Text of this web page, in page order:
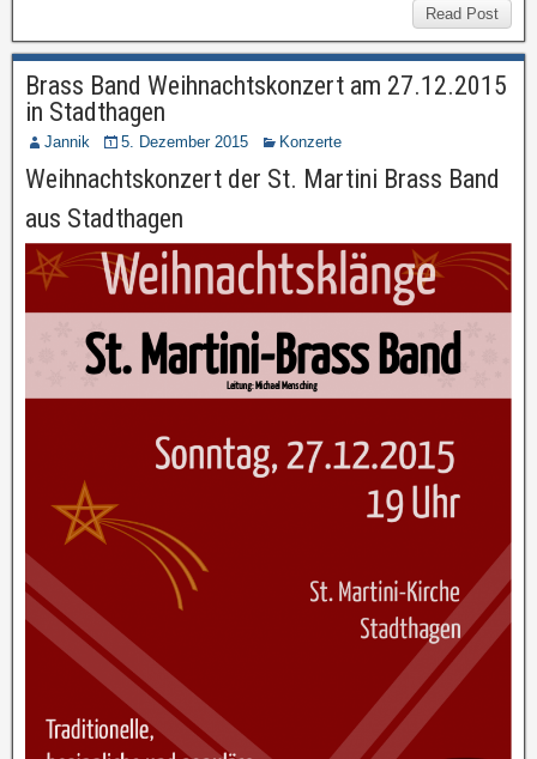
Read Post
Brass Band Weihnachtskonzert am 27.12.2015
in Stadthagen
Jannik 5. Dezember 2015 Konzerte
Weihnachtskonzert der St. Martini Brass Band
aus Stadthagen